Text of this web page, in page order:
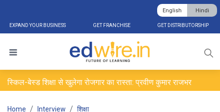
EXPAND YOUR BUSINESS GET FRANCHISE GET DISTRIBUTORSHIP
English Hindi
स्किल-बेस्ड शिक्षा से खुलेगा रोजगार का रास्ता: प्रवीण कुमार राजभर
Home Interview शिक्षा